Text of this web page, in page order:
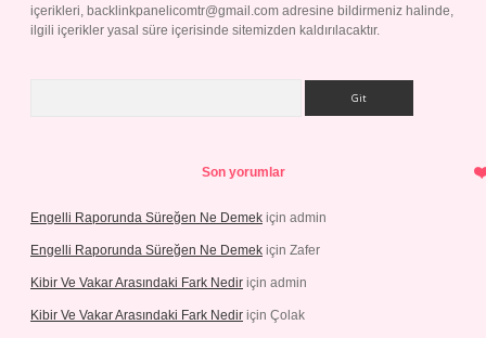
içerikleri, backlinkpanelicomtr@gmail.com adresine bildirmeniz halinde,
ilgili içerikler yasal süre içerisinde sitemizden kaldırılacaktır.
Son yorumlar
Engelli Raporunda Süreğen Ne Demek için admin
Engelli Raporunda Süreğen Ne Demek için Zafer
Kibir Ve Vakar Arasındaki Fark Nedir için admin
Kibir Ve Vakar Arasındaki Fark Nedir için Çolak